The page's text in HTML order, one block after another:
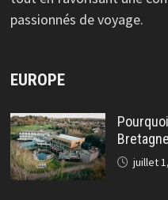
passionnés de voyage.
EUROPE
juillet